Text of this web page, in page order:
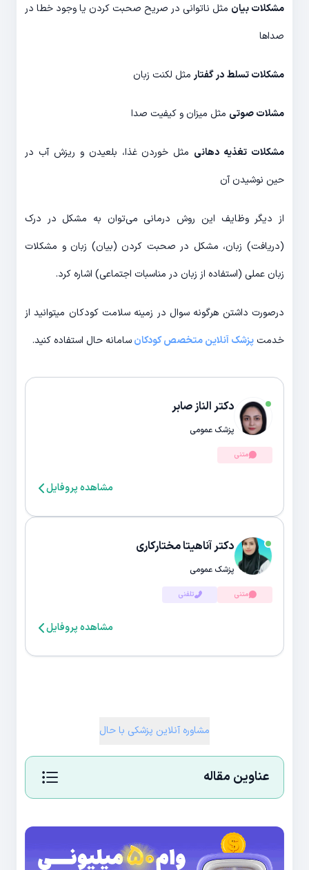
مشکلات بیان مثل ناتوانی در صریح صحبت کردن یا وجود خطا در
صداها
مشکلات تسلطدر گفتار مثل لکنت زبان
مشلات صوتی مثل میزان و کیفیت صدا
مشکلات تغذیه دهانی مثل خوردن غذا، بلعیدن و ریزش آب در
حین نوشیدن آن
از دیگر وظایف این روش درمانی می‌توان به مشکل در درک
(دریافت) زبان، مشکل در صحبت کردن (بیان) زبان و مشکلات
زبان عملی (استفاده از زبان در مناسبات اجتماعی) اشاره کرد.
درصورت داشتن هرگونه سوال در زمینه سلامت کودکان میتوانید از
خدمت پزشک آنلاین متخصص کودکانسامانه حال استفاده کنید.
دکتر الناز صابر
پزشک عمومی
متنی
مشاهده پروفایل
دکتر آناهیتا مختارکاری
پزشک عمومی
متنی تلفنی
مشاهده پروفایل
مشاوره آنلاین پزشکی با حال
عناوین مقاله